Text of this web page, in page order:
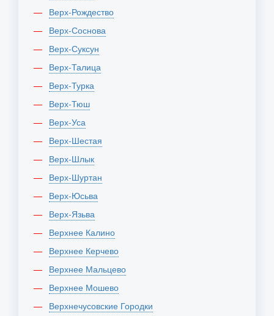
Верх-Рождество
Верх-Соснова
Верх-Суксун
Верх-Талица
Верх-Турка
Верх-Тюш
Верх-Уса
Верх-Шестая
Верх-Шлык
Верх-Шуртан
Верх-Юсьва
Верх-Язьва
Верхнее Калино
Верхнее Керчево
Верхнее Мальцево
Верхнее Мошево
Верхнечусовские Городки